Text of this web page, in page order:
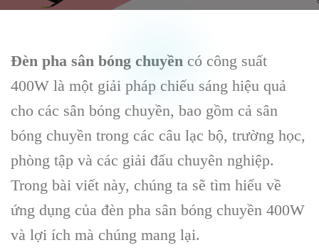
Đèn pha sân bóng chuyền có công suất
400W là một giải pháp chiếu sáng hiệu quả
cho các sân bóng chuyền, bao gồm cả sân
bóng chuyền trong các câu lạc bộ, trường học,
phòng tập và các giải đấu chuyên nghiệp.
Trong bài viết này, chúng ta sẽ tìm hiểu về
ứng dụng của đèn pha sân bóng chuyền 400W
và lợi ích mà chúng mang lại.